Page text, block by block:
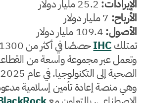
الإيرادات:
الأرباح:
الأصول:
تمتلكIHC
وتعمل عبر مجموعة واسعة من
وهي منصة إعادة تأمين إسلامية